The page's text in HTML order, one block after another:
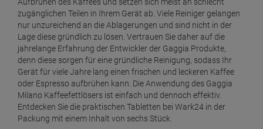
Aufbrühen des Kaffees und setzen sich meist an schlecht
zugänglichen Teilen in Ihrem Gerät ab. Viele Reiniger gelangen
nur unzureichend an die Ablagerungen und sind nicht in der
Lage diese gründlich zu lösen. Vertrauen Sie daher auf die
jahrelange Erfahrung der Entwickler der Gaggia Produkte,
denn diese sorgen für eine gründliche Reinigung, sodass Ihr
Gerät für viele Jahre lang einen frischen und leckeren Kaffee
oder Espresso aufbrühen kann. Die Anwendung des Gaggia
Milano Kaffeefettlösers ist einfach und dennoch effektiv.
Entdecken Sie die praktischen Tabletten bei Wark24 in der
Packung mit einem Inhalt von sechs Stück.